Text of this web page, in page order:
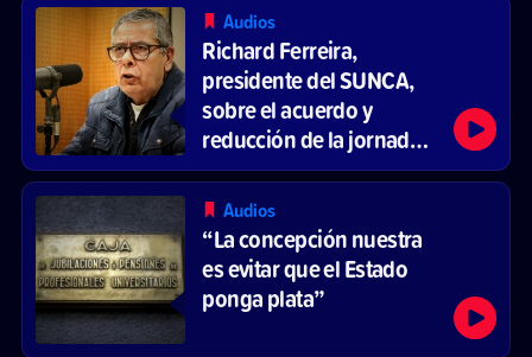
Audios
Richard Ferreira,
presidente del SUNCA,
sobre el acuerdo y
reducción de la jornada
laboral
Audios
“La concepción nuestra
es evitar que el Estado
ponga plata”